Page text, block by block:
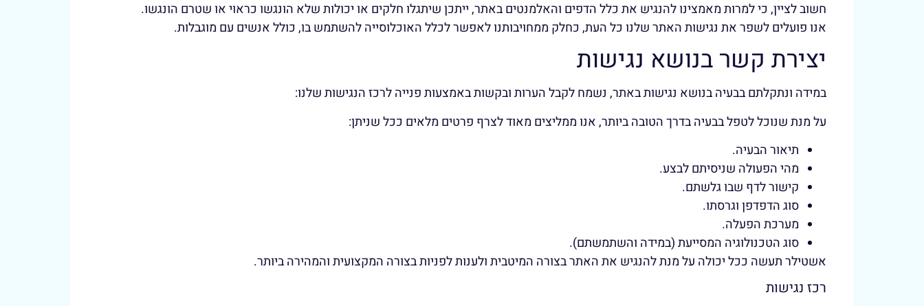
חשוב לציין, כי למרות מאמצינו להנגיש את כלל הדפים והאלמנטים באתר, ייתכן שיתגלו חלקים או יכולות שלא הונגשו כראוי או שטרם הונגשו.
אנו פועלים לשפר את נגישות האתר שלנו כל העת, כחלק ממחויבותנו לאפשר לכלל האוכלוסייה להשתמש בו, כולל אנשים עם מוגבלות.
יצירת קשר בנושא נגישות
במידה ונתקלתם בבעיה בנושא נגישות באתר, נשמח לקבל הערות ובקשות באמצעות פנייה לרכז הנגישות שלנו:
על מנת שנוכל לטפל בבעיה בדרך הטובה ביותר, אנו ממליצים מאוד לצרף פרטים מלאים ככל שניתן:
תיאור הבעיה.
מהי הפעולה שניסיתם לבצע.
קישור לדף שבו גלשתם.
סוג הדפדפן וגרסתו.
מערכת הפעלה.
סוג הטכנולוגיה המסייעת (במידה והשתמשתם).
אשטילר תעשה ככל יכולה על מנת להנגיש את האתר בצורה המיטבית ולענות לפניות בצורה המקצועית והמהירה ביותר.
רכז נגישות